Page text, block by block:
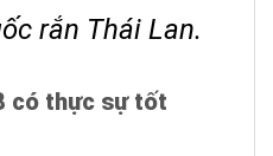
rắn Thái Lan.
có thực sự tốt